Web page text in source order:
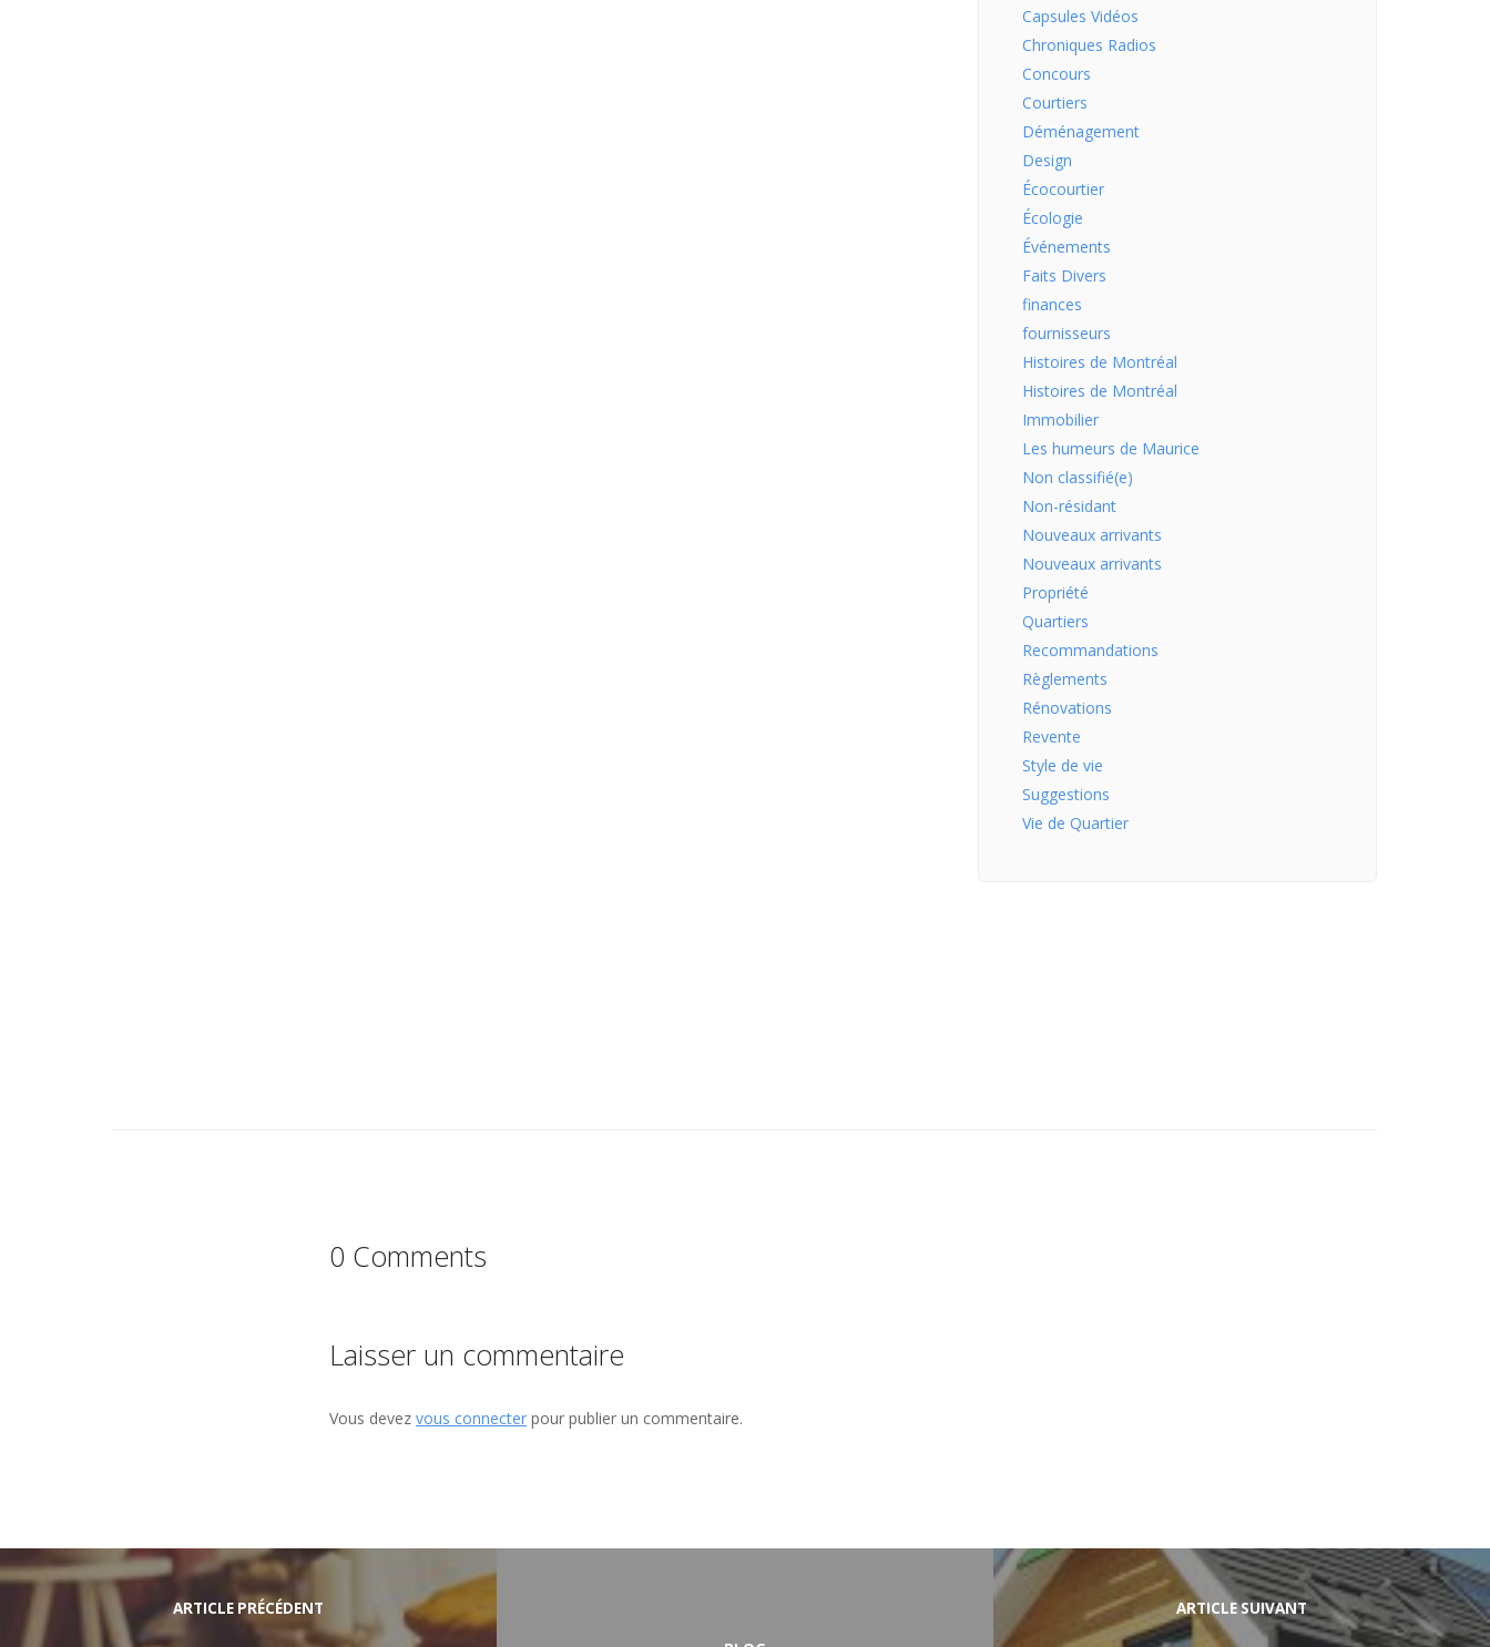
Capsules Vidéos
Chroniques Radios
Concours
Courtiers
Déménagement
Design
Écocourtier
Écologie
Événements
Faits Divers
finances
fournisseurs
Histoires de Montréal
Histoires de Montréal
Immobilier
Les humeurs de Maurice
Non classifié(e)
Non-résidant
Nouveaux arrivants
Nouveaux arrivants
Propriété
Quartiers
Recommandations
Règlements
Rénovations
Revente
Style de vie
Suggestions
Vie de Quartier
0 Comments
Laisser un commentaire
Vous devez vous connecter pour publier un commentaire.
ARTICLE PRÉCÉDENT ARTICLE SUIVANT